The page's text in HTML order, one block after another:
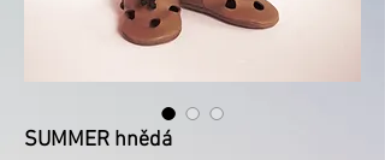
SUMMER hnědá